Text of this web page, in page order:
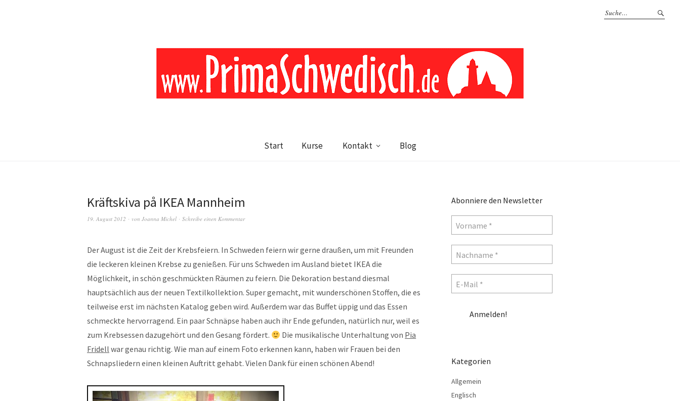
Start Kurse Kontakt Blog
Kräftskiva på IKEA Mannheim
19. August 2012 von Joanna Michel Schreibe einen Kommentar
Der August ist die Zeit der Krebsfeiern. In Schweden feiern wir gerne draußen, um mit Freunden
die leckeren kleinen Krebse zu genießen. Für uns Schweden im Ausland bietet IKEA die
Möglichkeit, in schön geschmückten Räumen zu feiern. Die Dekoration bestand diesmal
hauptsächlich aus der neuen Textilkollektion. Super gemacht, mit wunderschönen Stoffen, die es
teilweise erst im nächsten Katalog geben wird. Außerdem war das Buffet üppig und das Essen
schmeckte hervorragend. Ein paar Schnäpse haben auch ihr Ende gefunden, natürlich nur, weil es
zum Krebsessen dazugehört und den Gesang fördert.
Die musikalische Unterhaltung von Pia
Fridell war genau richtig. Wie man auf einem Foto erkennen kann, haben wir Frauen bei den
Schnapsliedern einen kleinen Auftritt gehabt. Vielen Dank für einen schönen Abend!
Abonniere den Newsletter
Kategorien
Allgemein
Englisch